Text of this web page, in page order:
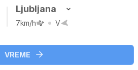
Ljubljana
7km/h V
VREME